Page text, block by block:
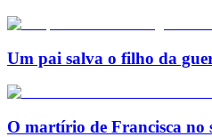
Um pai salva o filho da
O martírio de Francisca no